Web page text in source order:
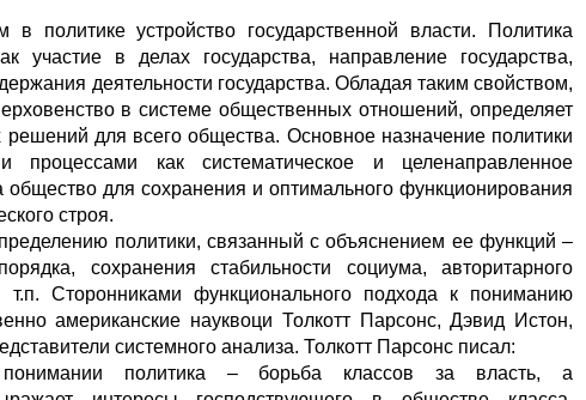
политике устройство государственной власти. Политика
участие в делах государства, направление государства,
деятельности государства. Обладая таким свойством,
в системе общественных отношений, определяет
решений для всего общества. Основное назначение политики
процессами как систематическое и целенаправленное
общество для сохранения и оптимального функционирования
строя.
политики, связанный с объяснением ее функций –
сохранения стабильности социума, авторитарного
т.п. Сторонниками функционального подхода к пониманию
американские науквоци Толкотт Парсонс, Дэвид Истон,
системного анализа. Толкотт Парсонс писал:
понимании политика – борьба классов за власть, а